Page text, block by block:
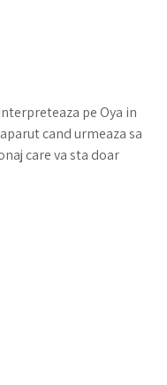
pe Oya in
cand urmeaza sa
care va sta doar